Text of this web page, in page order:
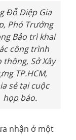
Đỗ Diệp Gia
Phó Trưởng
Bảo trì khai
công trình
thông, Sở Xây
TP.HCM,
sẻ tại cuộc
họp báo.
nhận ở một